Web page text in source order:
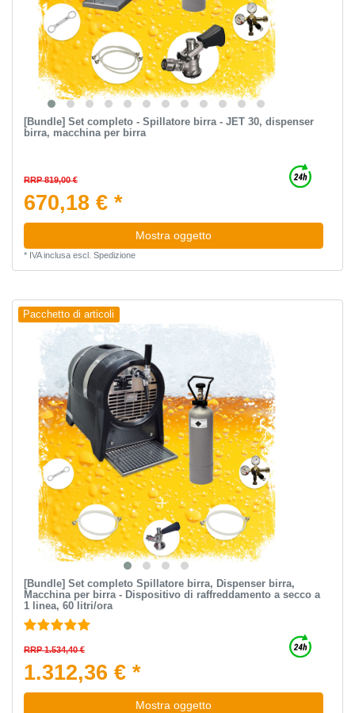
[Bundle] Set completo - Spillatore birra - JET 30, dispenser
birra, macchina per birra
RRP 819,00 €
670,18 € *
Mostra oggetto
* IVA inclusaescl. Spedizione
Pacchetto di articoli
[Bundle] Set completo Spillatore birra, Dispenser birra,
Macchina per birra - Dispositivo di raffreddamento a secco a
1 linea, 60 litri/ora
RRP 1.534,40 €
1.312,36 € *
Mostra oggetto